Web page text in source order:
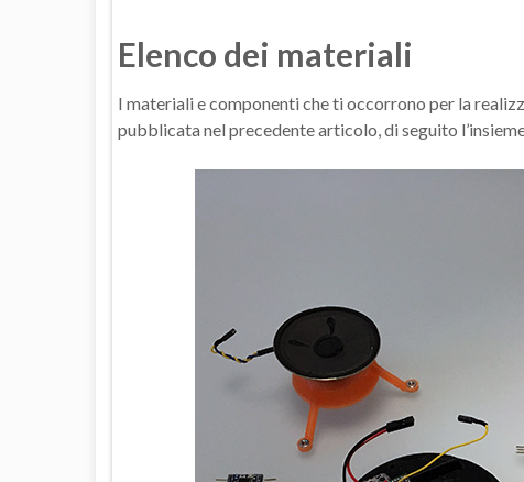
Elenco dei materiali
I materiali e componenti che ti occorrono per la
pubblicata nel precedente articolo, di seguito